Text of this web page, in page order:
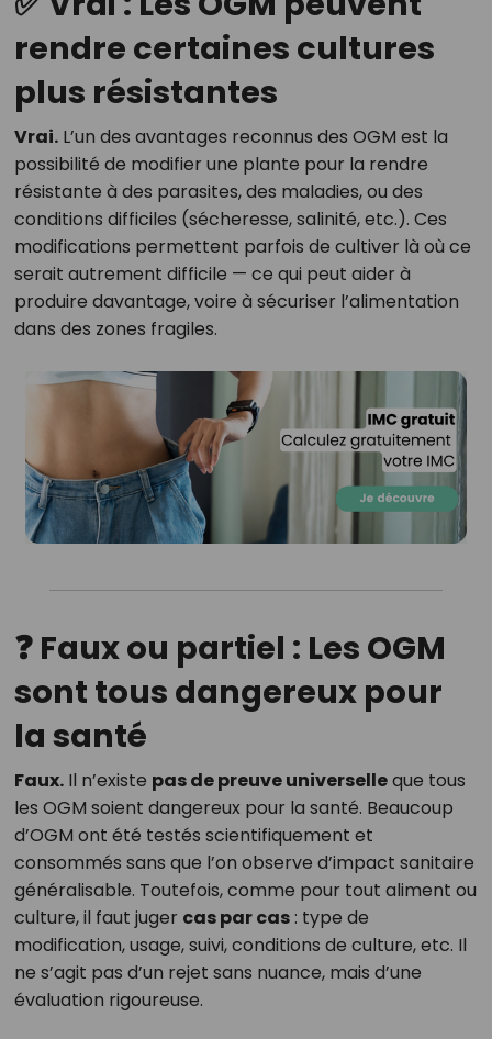
rendre certaines cultures
plus résistantes
Vrai.L’un des avantages reconnus des OGM est la
possibilité de modifier une plante pour la rendre
résistante à des parasites, des maladies, ou des
conditions difficiles (sécheresse, salinité, etc.). Ces
modifications permettent parfois de cultiver là où ce
serait autrement difficile — ce qui peut aider à
produire davantage, voire à sécuriser l’alimentation
dans des zones fragiles.
❓ Faux ou partiel : Les OGM
sont tous dangereux pour
la santé
Faux.Il n’existe pas de preuve universelleque tous
les OGM soient dangereux pour la santé. Beaucoup
d’OGM ont été testés scientifiquement et
consommés sans que l’on observe d’impact sanitaire
généralisable. Toutefois, comme pour tout aliment ou
culture, il faut juger cas par cas: type de
modification, usage, suivi, conditions de culture, etc. Il
ne s’agit pas d’un rejet sans nuance, mais d’une
évaluation rigoureuse.